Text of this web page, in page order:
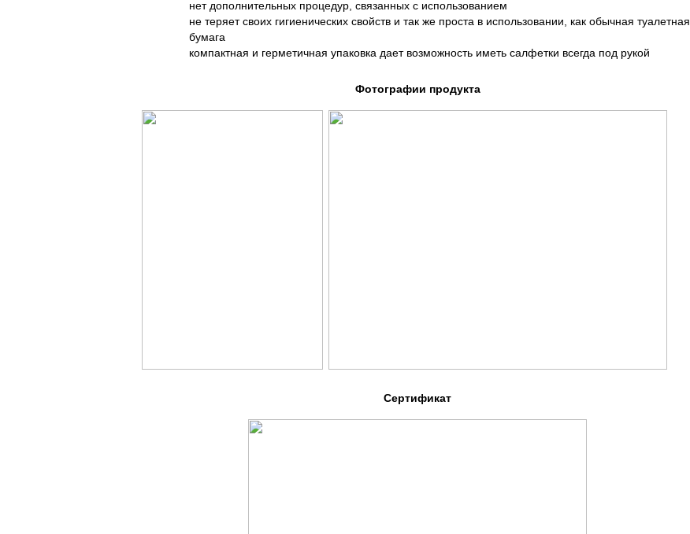
нет дополнительных процедур, связанных с использованием
не теряет своих гигиенических свойств и так же проста в использовании, как обычная туалетная
бумага
компактная и герметичная упаковка дает возможность иметь салфетки всегда под рукой
Фотографии продукта
Сертификат